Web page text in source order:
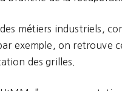
métiers industriels,
exemple, on retrouve
des grilles.